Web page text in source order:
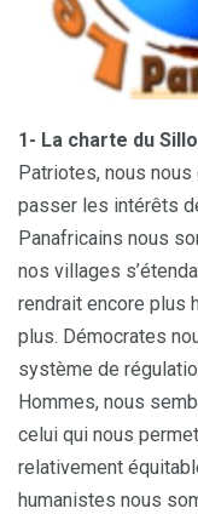
1- La charte du
Patriotes, nous
passer les intérêts
Panafricains nous
nos villages
rendrait encore plus
plus. Démocrates
système de
Hommes, nous
celui qui nous
relativement
humanistes nous